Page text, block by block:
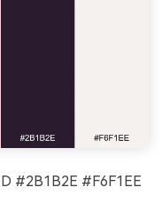
#2B1B2E #F6F1EE